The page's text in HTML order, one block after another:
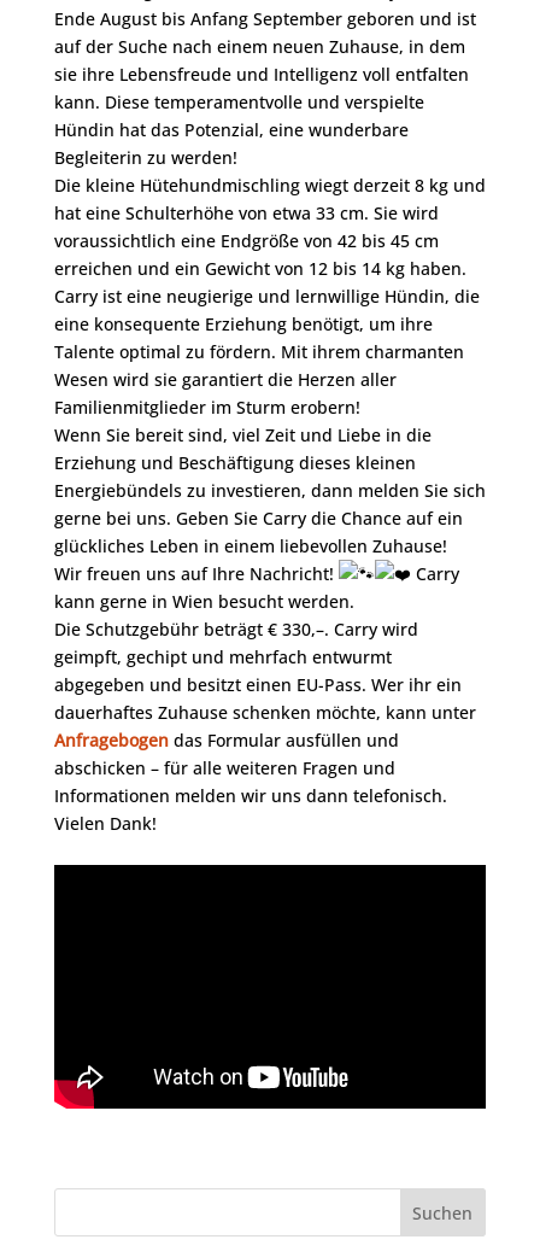
Ende August bis Anfang September geboren und ist
auf der Suche nach einem neuen Zuhause, in dem
sie ihre Lebensfreude und Intelligenz voll entfalten
kann. Diese temperamentvolle und verspielte
Hündin hat das Potenzial, eine wunderbare
Begleiterin zu werden!
Die kleine Hütehundmischling wiegt derzeit 8 kg und
hat eine Schulterhöhe von etwa 33 cm. Sie wird
voraussichtlich eine Endgröße von 42 bis 45 cm
erreichen und ein Gewicht von 12 bis 14 kg haben.
Carry ist eine neugierige und lernwillige Hündin, die
eine konsequente Erziehung benötigt, um ihre
Talente optimal zu fördern. Mit ihrem charmanten
Wesen wird sie garantiert die Herzen aller
Familienmitglieder im Sturm erobern!
Wenn Sie bereit sind, viel Zeit und Liebe in die
Erziehung und Beschäftigung dieses kleinen
Energiebündels zu investieren, dann melden Sie sich
gerne bei uns. Geben Sie Carry die Chance auf ein
glückliches Leben in einem liebevollen Zuhause!
Wir freuen uns auf Ihre Nachricht!
Carry
kann gerne in Wien besucht werden.
Die Schutzgebühr beträgt € 330,–. Carry wird
geimpft, gechipt und mehrfach entwurmt
abgegeben und besitzt einen EU-Pass. Wer ihr ein
dauerhaftes Zuhause schenken möchte, kann unter
Anfragebogendas Formular ausfüllen und
abschicken – für alle weiteren Fragen und
Informationen melden wir uns dann telefonisch.
Vielen Dank!